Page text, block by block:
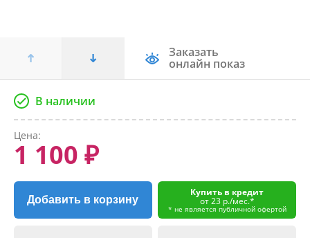
Заказать
онлайн показ
В наличии
Цена:
1 100 ₽
Добавить в корзину
Купить в кредит
от 23 р./мес.*
* не является публичной офертой